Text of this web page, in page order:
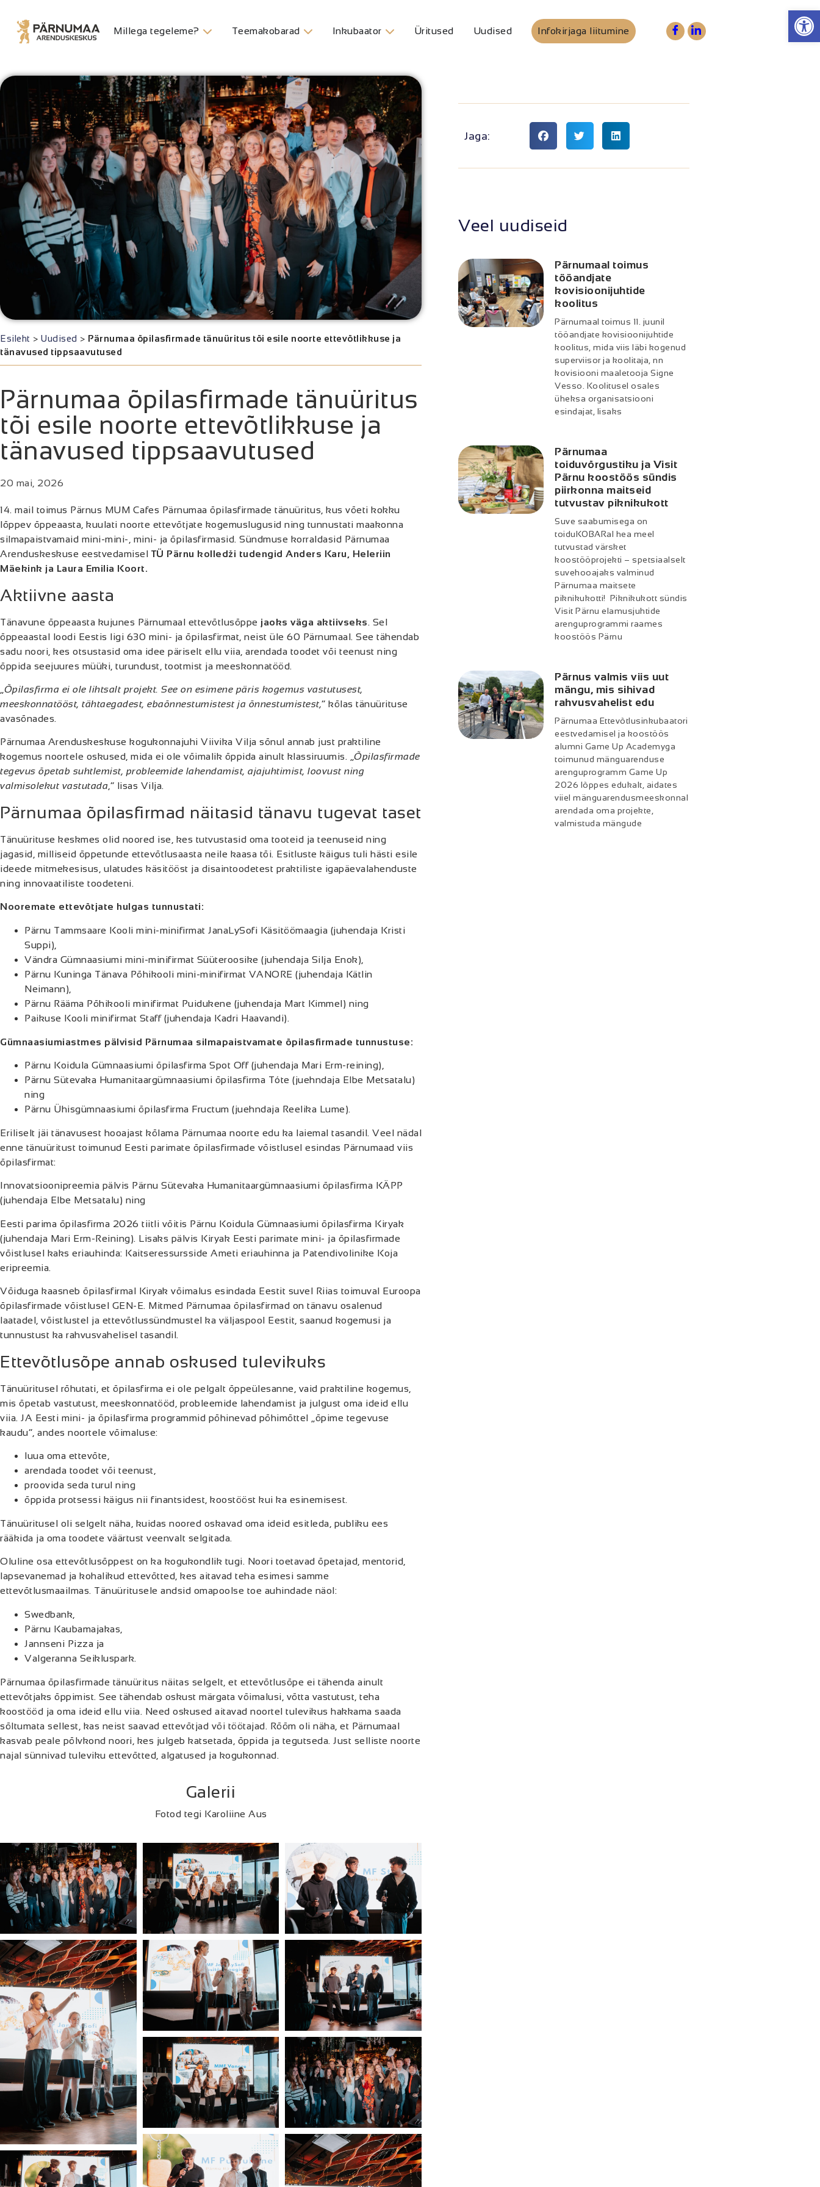
Millega tegeleme? Teemakobarad Inkubaator Üritused Uudised Infokirjaga liitumine
Esileht > Uudised > Pärnumaa õpilasfirmade tänuüritus tõi esile noorte ettevõtlikkuse ja
tänavused tippsaavutused
Pärnumaa õpilasfirmade tänuüritus
tõi esile noorte ettevõtlikkuse ja
tänavused tippsaavutused
20 mai, 2026
14. mail toimus Pärnus MUM Cafes Pärnumaa õpilasfirmade tänuüritus, kus võeti kokku
lõppev õppeaasta, kuulati noorte ettevõtjate kogemuslugusid ning tunnustati maakonna
silmapaistvamaid mini-mini-, mini- ja õpilasfirmasid. Sündmuse korraldasid Pärnumaa
Arenduskeskuse eestvedamisel TÜ Pärnu kolledži tudengid Anders Karu, Heleriin
Mäekink ja Laura Emilia Koort.
Aktiivne aasta
Tänavune õppeaasta kujunes Pärnumaal ettevõtlusõppe jaoks väga aktiivseks. Sel
õppeaastal loodi Eestis ligi 630 mini- ja õpilasfirmat, neist üle 60 Pärnumaal. See tähendab
sadu noori, kes otsustasid oma idee päriselt ellu viia, arendada toodet või teenust ning
õppida seejuures müüki, turundust, tootmist ja meeskonnatööd.
Õpilasfirma ei ole lihtsalt projekt. See on esimene päris kogemus vastutusest,
meeskonnatööst, tähtaegadest, ebaõnnestumistest ja õnnestumistest,“ kõlas tänuürituse
avasõnades.
Pärnumaa Arenduskeskuse kogukonnajuhi Viivika Vilja sõnul annab just praktiline
kogemus noortele oskused, mida ei ole võimalik õppida ainult klassiruumis. „Õpilasfirmade
tegevus õpetab suhtlemist, probleemide lahendamist, ajajuhtimist, loovust ning
valmisolekut vastutada,“ lisas Vilja.
Pärnumaa õpilasfirmad näitasid tänavu tugevat taset
Tänuürituse keskmes olid noored ise, kes tutvustasid oma tooteid ja teenuseid ning
jagasid, milliseid õppetunde ettevõtlusaasta neile kaasa tõi. Esitluste käigus tuli hästi esile
ideede mitmekesisus, ulatudes käsitööst ja disaintoodetest praktiliste igapäevalahenduste
ning innovaatiliste toodeteni.
Nooremate ettevõtjate hulgas tunnustati:
Pärnu Tammsaare Kooli mini-minifirmat JanaLySofi Käsitöömaagia (juhendaja Kristi
Suppi),
Vändra Gümnaasiumi mini-minifirmat Süüteroosike (juhendaja Silja Enok),
Pärnu Kuninga Tänava Põhikooli mini-minifirmat VANORE (juhendaja Kätlin
Neimann),
Pärnu Rääma Põhikooli minifirmat Puidukene (juhendaja Mart Kimmel) ning
Paikuse Kooli minifirmat Staff (juhendaja Kadri Haavandi).
Gümnaasiumiastmes pälvisid Pärnumaa silmapaistvamate õpilasfirmade tunnustuse:
Pärnu Koidula Gümnaasiumi õpilasfirma Spot Off (juhendaja Mari Erm-reining),
Pärnu Sütevaka Humanitaargümnaasiumi õpilasfirma Tóte (juehndaja Elbe Metsatalu)
ning
Pärnu Ühisgümnaasiumi õpilasfirma Fructum (juehndaja Reelika Lume).
Eriliselt jäi tänavusest hooajast kõlama Pärnumaa noorte edu ka laiemal tasandil. Veel nädal
enne tänuüritust toimunud Eesti parimate õpilasfirmade võistlusel esindas Pärnumaad viis
õpilasfirmat:
Innovatsioonipreemia pälvis Pärnu Sütevaka Humanitaargümnaasiumi õpilasfirma KÄPP
(juhendaja Elbe Metsatalu) ning
Eesti parima õpilasfirma 2026 tiitli võitis Pärnu Koidula Gümnaasiumi õpilasfirma Kiryak
(juhendaja Mari Erm-Reining). Lisaks pälvis Kiryak Eesti parimate mini- ja õpilasfirmade
võistlusel kaks eriauhinda: Kaitseressursside Ameti eriauhinna ja Patendivolinike Koja
eripreemia.
Võiduga kaasneb õpilasfirmal Kiryak võimalus esindada Eestit suvel Riias toimuval Euroopa
õpilasfirmade võistlusel GEN-E. Mitmed Pärnumaa õpilasfirmad on tänavu osalenud
laatadel, võistlustel ja ettevõtlussündmustel ka väljaspool Eestit, saanud kogemusi ja
tunnustust ka rahvusvahelisel tasandil.
Ettevõtlusõpe annab oskused tulevikuks
Tänuüritusel rõhutati, et õpilasfirma ei ole pelgalt õppeülesanne, vaid praktiline kogemus,
mis õpetab vastutust, meeskonnatööd, probleemide lahendamist ja julgust oma ideid ellu
viia. JA Eesti mini- ja õpilasfirma programmid põhinevad põhimõttel „õpime tegevuse
kaudu“, andes noortele võimaluse:
luua oma ettevõte,
arendada toodet või teenust,
proovida seda turul ning
õppida protsessi käigus nii finantsidest, koostööst kui ka esinemisest.
Tänuüritusel oli selgelt näha, kuidas noored oskavad oma ideid esitleda, publiku ees
rääkida ja oma toodete väärtust veenvalt selgitada.
Oluline osa ettevõtlusõppest on ka kogukondlik tugi. Noori toetavad õpetajad, mentorid,
lapsevanemad ja kohalikud ettevõtted, kes aitavad teha esimesi samme
ettevõtlusmaailmas. Tänuüritusele andsid omapoolse toe auhindade näol:
Swedbank,
Pärnu Kaubamajakas,
Jannseni Pizza ja
Valgeranna Seikluspark.
Pärnumaa õpilasfirmade tänuüritus näitas selgelt, et ettevõtlusõpe ei tähenda ainult
ettevõtjaks õppimist. See tähendab oskust märgata võimalusi, võtta vastutust, teha
koostööd ja oma ideid ellu viia. Need oskused aitavad noortel tulevikus hakkama saada
sõltumata sellest, kas neist saavad ettevõtjad või töötajad. Rõõm oli näha, et Pärnumaal
kasvab peale põlvkond noori, kes julgeb katsetada, õppida ja tegutseda. Just selliste noorte
najal sünnivad tuleviku ettevõtted, algatused ja kogukonnad.
Galerii
Fotod tegi Karoliine Aus
Jaga:
Veel uudiseid
Pärnumaal toimus
tööandjate
kovisioonijuhtide
koolitus
Pärnumaal toimus 11. juunil
tööandjate kovisioonijuhtide
koolitus, mida viis läbi kogenud
superviisor ja koolitaja, nn
kovisiooni maaletooja Signe
Vesso. Koolitusel osales
üheksa organisatsiooni
esindajat, lisaks
Pärnumaa
toiduvõrgustiku ja Visit
Pärnu koostöös sündis
piirkonna maitseid
tutvustav piknikukott
Suve saabumisega on
toiduKOBARal hea meel
tutvustad värsket
koostööprojekti – spetsiaalselt
suvehooajaks valminud
Pärnumaa maitsete
piknikukotti! Piknikukott sündis
Visit Pärnu elamusjuhtide
arenguprogrammi raames
koostöös Pärnu
Pärnus valmis viis uut
mängu, mis sihivad
rahvusvahelist edu
Pärnumaa Ettevõtlusinkubaatori
eestvedamisel ja koostöös
alumni Game Up Academyga
toimunud mänguarenduse
arenguprogramm Game Up
2026 lõppes edukalt, aidates
viiel mänguarendusmeeskonnal
arendada oma projekte,
valmistuda mängude